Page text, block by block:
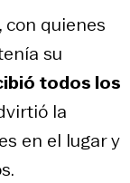
con quienes
su
todos los
la
en el lugar y